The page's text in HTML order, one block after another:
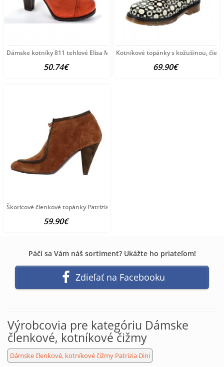
Dámske kotníky 811 tehlové Elisa Morelli, 36, Tehlová
50.74€
Kotníkové topánky s kožušinou,
69.90€
Škoricové členkové topánky Patrizia Dini
59.90€
Páči sa Vám náš sortiment? Ukážte ho priateľom!
Zdieľať na Facebooku
Výrobcovia pre kategóriu Dámske
členkové, kotníkové čižmy
Dámske členkové, kotníkové čižmy Patrizia Dini